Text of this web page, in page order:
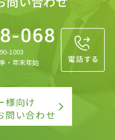
1003
・年末年始
様向け
問い合わせ